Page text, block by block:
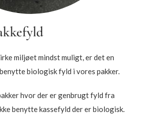
miljøet mindst muligt, er det en
biologisk fyld i vores pakker.
hvor der er genbrugt fyld fra
benytte kassefyld der er biologisk.